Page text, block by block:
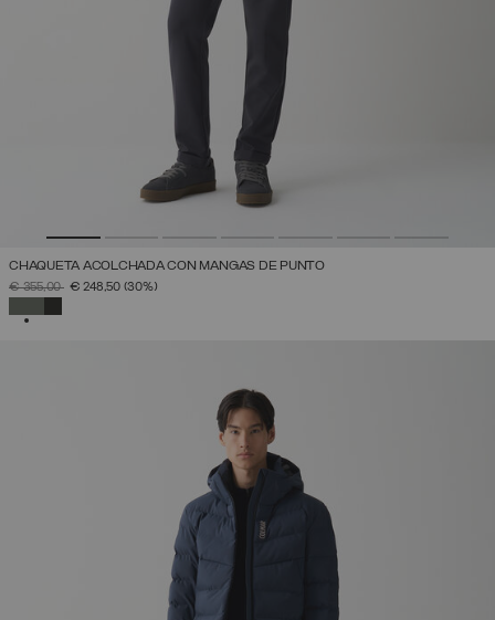
CHAQUETA ACOLCHADA CON MANGAS DE PUNTO
PRECIO REBAJADO DE
€ 355,00A€ 248,50 (30%)